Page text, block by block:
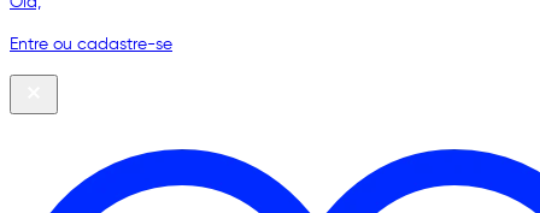
Entre ou cadastre-se